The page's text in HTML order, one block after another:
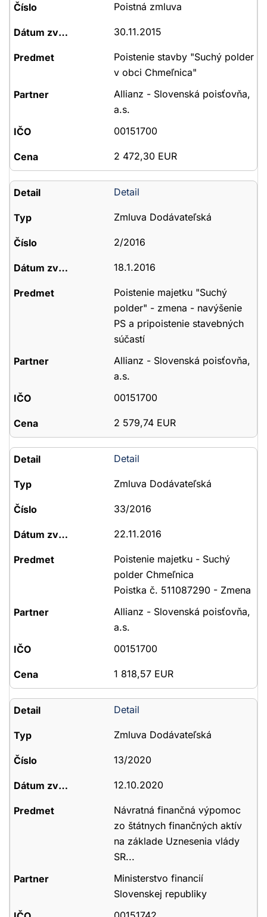
Poistná zmluva
30.11.2015
Poistenie stavby "Suchý polder
v obci Chmeľnica"
Allianz - Slovenská poisťovňa,
a.s.
00151700
2 472,30 EUR
Detail
Zmluva Dodávateľská
2/2016
18.1.2016
Poistenie majetku "Suchý
polder" - zmena - navýšenie
PS a pripoistenie stavebných
súčastí
Allianz - Slovenská poisťovňa,
a.s.
00151700
2 579,74 EUR
Detail
Zmluva Dodávateľská
33/2016
22.11.2016
Poistenie majetku - Suchý
polder Chmeľnica
Poistka č. 511087290 - Zmena
Allianz - Slovenská poisťovňa,
a.s.
00151700
1 818,57 EUR
Detail
Zmluva Dodávateľská
13/2020
12.10.2020
Návratná finančná výpomoc
zo štátnych finančných aktív
na základe Uznesenia vlády
SR...
Ministerstvo financií
Slovenskej republiky